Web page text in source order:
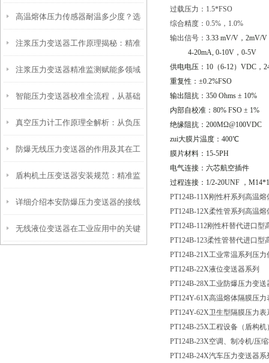
制造工艺效率提升
高温熔体压力传感器耐温多少度？选
型必须知道的参数
注浆压力变送器工作原理揭秘：精准
感知地下压力的核心技术
注浆压力变送器精准监测赋能多领域
工程安全的隐形卫士
智能压力变送器校准全流程，从基础
操作到精准调优
真空压力计工作原理全解析：从负压
测量到工业监控的精密之道
防爆无线压力变送器的作用及其在工
业安全中的重要性
盾构机土压变送器安装规范：精准监
测，安全施工的保障
详细介绍本安防爆压力变送器的接线
方法
无线液位变送器在工业应用中的关键
过载压力：1.5*FSO
综合精度：0.5%，1.0%
输出信号： 3.33 mV/V ， 2mV/V
4-20mA, 0-10V ， 0-5V
供电电压： 10 （6-12） VDC ，
重复性：±0.2%FSO
输出阻抗： 350 Ohms ± 10%
内部自校准： 80% FSO ± 1%
绝缘阻抗： 200MΩ@100VDC
zui大膜片温度： 400℃
膜片材料： 15-5PH
电气连接：六芯航空插件
过程连接： 1/2-20UNF ，
PT124B-11X刚性杆系列高温
PT124B-12X柔性管系列高温
PT124B-112刚性杆替代进口型
PT124B-123柔性管替代进口型
PT124B-21X工业常温系列压力
PT124B-22X液位变送器系列
PT124B-28X工业防爆压力变送
PT124Y-61X高温熔体隔膜压
PT124Y-62X卫生型隔膜压力表
PT124B-25X工程设备（盾构
PT124B-23X空调、制冷机/压
PT124B-24X汽车压力变送器系